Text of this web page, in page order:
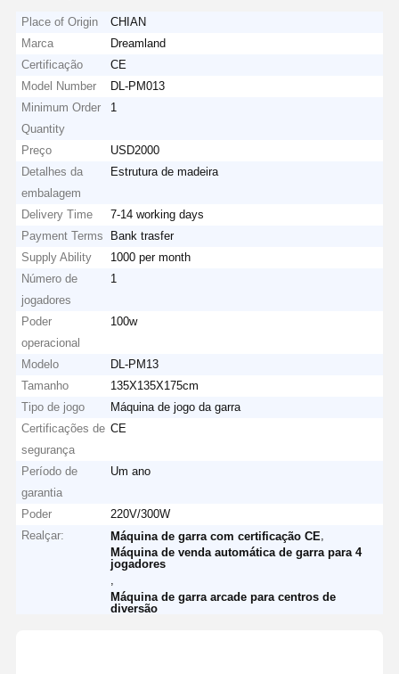
Place of Origin
CHIAN
Marca
Dreamland
Certificação
CE
Model Number
DL-PM013
Minimum Order
Quantity
1
Preço
USD2000
Detalhes da
embalagem
Estrutura de madeira
Delivery Time
7-14 working days
Payment Terms
Bank trasfer
Supply Ability
1000 per month
Número de
jogadores
1
Poder
operacional
100w
Modelo
DL-PM13
Tamanho
135X135X175cm
Tipo de jogo
Máquina de jogo da garra
Certificações de
segurança
CE
Período de
garantia
Um ano
Poder
220V/300W
Realçar:
Máquina de garra com certificação CE
Máquina de venda automática de garra para 4
jogadores
Máquina de garra arcade para centros de
diversão